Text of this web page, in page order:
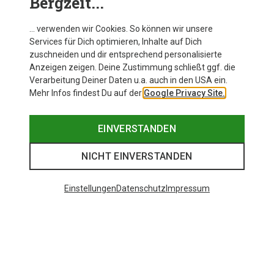
… verwenden wir Cookies. So können wir unsere
Services für Dich optimieren, Inhalte auf Dich
zuschneiden und dir entsprechend personalisierte
Anzeigen zeigen. Deine Zustimmung schließt ggf. die
Verarbeitung Deiner Daten u.a. auch in den USA ein.
Mehr Infos findest Du auf der Google Privacy Site.
EINVERSTANDEN
NICHT EINVERSTANDEN
EinstellungenDatenschutz Impressum